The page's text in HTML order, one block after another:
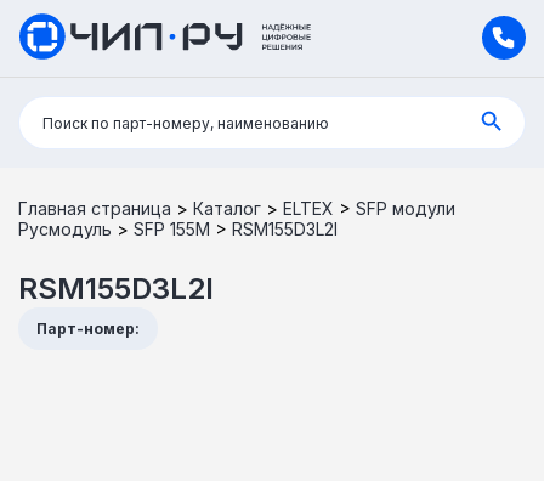
Поиск:
Поиск по парт-номеру, наименованию
Главная страница > Каталог > ELTEX > SFP модули
Русмодуль > SFP 155M > RSM155D3L2I
RSM155D3L2I
Парт-номер: